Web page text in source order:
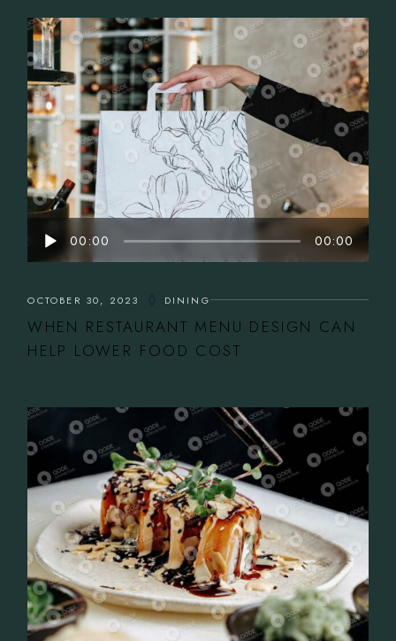
Audio
Player
00:00 00:00
OCTOBER 30, 2023 DINING
WHEN RESTAURANT MENU DESIGN CAN
HELP LOWER FOOD COST